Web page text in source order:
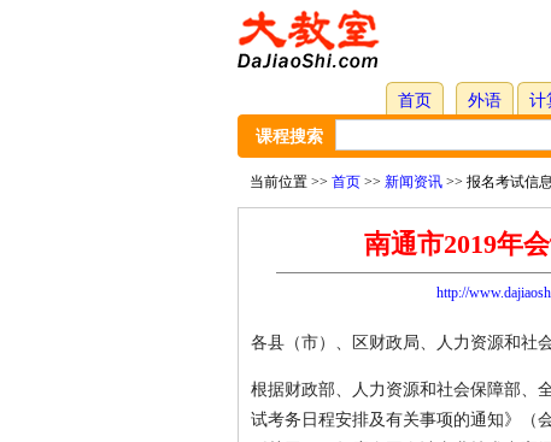
首页 外语 计
课程搜索
当前位置 >> 首页 >> 新闻资讯 >> 报名考试信
南通市2019年
http://
各县（市）、区财政局、人力资源和社
根据财政部、人力资源和社会保障部、
试考务日程安排及有关事项的通知》（